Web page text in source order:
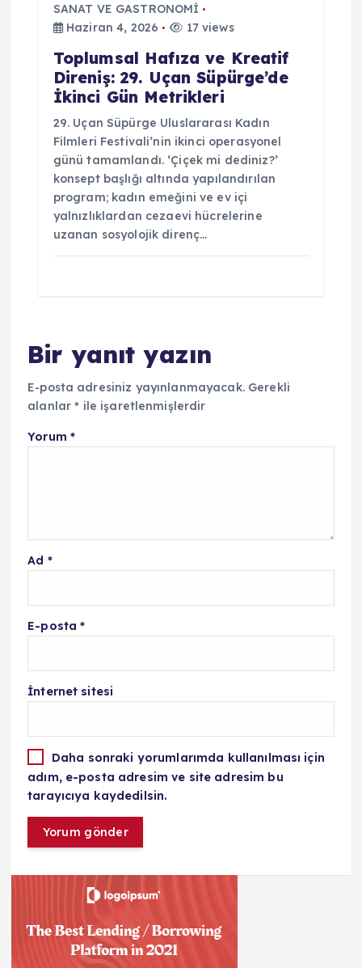
SANAT VE GASTRONOMİ
Haziran 4, 2026
17 views
Toplumsal Hafıza ve Kreatif
Direniş: 29. Uçan Süpürge’de
İkinci Gün Metrikleri
29. Uçan Süpürge Uluslararası Kadın
Filmleri Festivali’nin ikinci operasyonel
günü tamamlandı. ‘Çiçek mi dediniz?’
konsept başlığı altında yapılandırılan
program; kadın emeğini ve ev içi
yalnızlıklardan cezaevi hücrelerine
uzanan sosyolojik direnç…
Bir yanıt yazın
E-posta adresiniz yayınlanmayacak. Gerekli
alanlar* ile işaretlenmişlerdir
Yorum *
Ad *
E-posta*
İnternet sitesi
Daha sonraki yorumlarımda kullanılması için
adım, e-posta adresim ve site adresim bu
tarayıcıya kaydedilsin.